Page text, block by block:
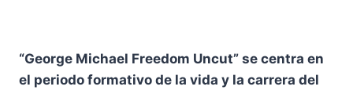
“George Michael Freedom Uncut” se centra en
el periodo formativo de la vida y la carrera del